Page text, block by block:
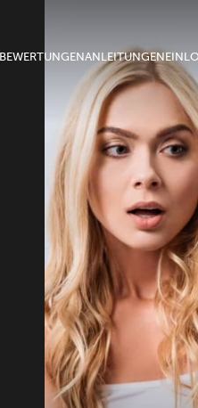
BEWERTUNGENANLEITUNGEN